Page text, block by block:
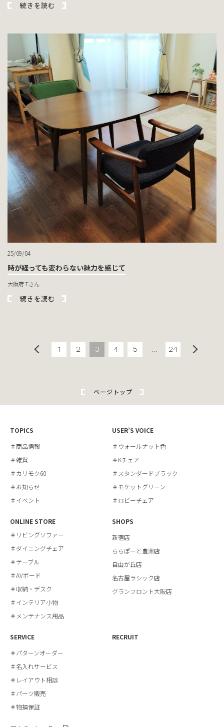
続きを読む
25/09/04
時が経っても変わらない魅力を感じて
大阪府 Tさん
続きを読む
1 2 3 4 5 … 24
ページトップ
TOPICS
＃商品情報
＃雑貨
＃カリモク60
＃お知らせ
＃イベント
USER’S VOICE
＃ウォールナット色
＃Kチェア
＃スタンダードブラック
＃モケットグリーン
＃ロビーチェア
ONLINE STORE
＃リビングソファー
＃ダイニングチェア
＃テーブル
＃AVボード
＃収納・デスク
＃インテリア小物
＃メンテナンス用品
SHOPS
新宿店
ららぽーと豊洲店
自由が丘店
名古屋ラシック店
グランフロント大阪店
SERVICE
＃パターンオーダー
＃名入れサービス
＃レイアウト相談
＃パーツ販売
＃物損保証
RECRUIT